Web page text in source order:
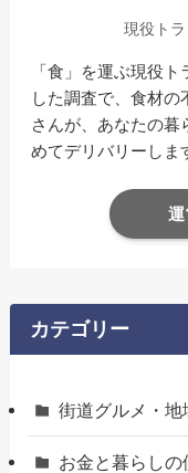
現役トラ
「食」を運ぶ現役
した調査で、食材
さんが、あなたの暮
めてデリバリーしま
カテゴリー
街道グルメ・地
お金と暮らしの